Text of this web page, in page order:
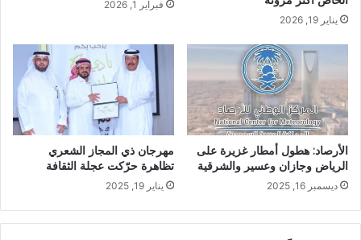
يناير 19, 2026
فبراير 1, 2026
الأرصاد: هطول أمطار غزيرة على
الرياض وجازان وعسير والشرقية
ديسمبر 16, 2025
مهرجان ذي المجاز الشعري
تظاهرة حرّكت عجلة الثقافة
يناير 19, 2025